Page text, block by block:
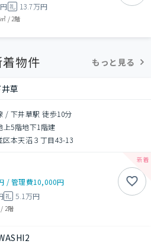
礼 13.7万円
/ 2階
物件 もっと見る
草
/ 下井草駅 徒歩10分
上5階地下1階建
区本天沼３丁目43-13
/管理費10,000円
礼 5.1万円
/ 2階